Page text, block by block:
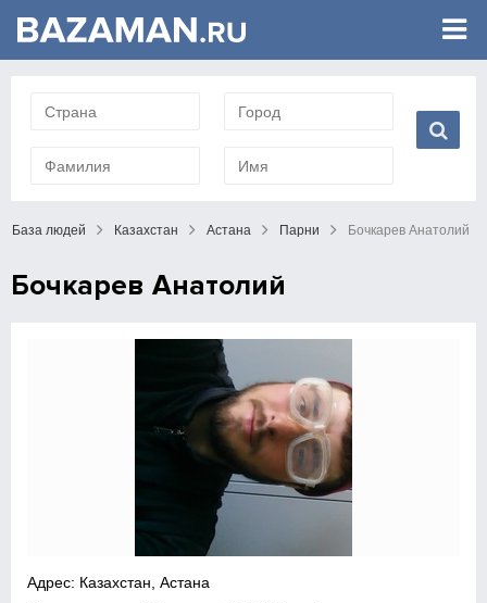
База людей Казахстан Астана Парни Бочкарев Анатолий
Бочкарев Анатолий
Адрес: Казахстан, Астана